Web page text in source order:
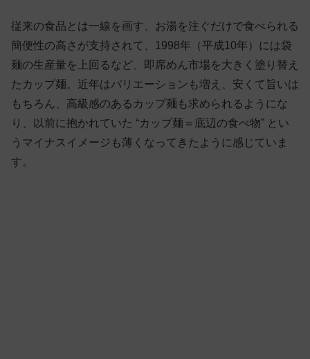
従来の食品とは一線を画す、お湯を注ぐだけで食べられる
簡便性の高さが支持されて、1998年（平成10年）には袋
麺の生産量を上回るなど、即席めん市場を大きく塗り替え
たカップ麺。近年はバリエーションも増え、安くて旨いは
もちろん、高級感のあるカップ麺も求められるようにな
り、以前に抱かれていた “カップ麺＝底辺の食べ物” とい
うマイナスイメージも薄くなってきたように感じていま
す。